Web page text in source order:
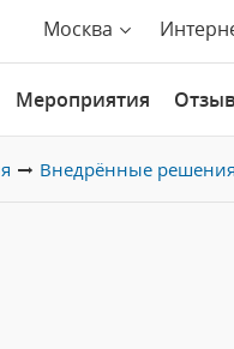
Москва
Мероприятия
Внедрённые решения